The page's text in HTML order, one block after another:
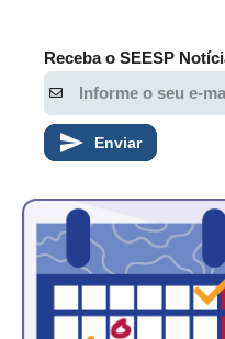
Receba o SEESP
Enviar